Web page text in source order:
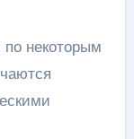
по некоторым